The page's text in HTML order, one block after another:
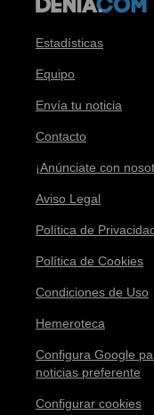
Estadísticas
Equipo
Envía tu noticia
Contacto
¡Anúnciate con
Aviso Legal
Política de
Política de Cookies
Condiciones de Uso
Hemeroteca
Configura Google
noticias preferente
Configurar cookies